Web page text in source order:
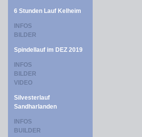
6 Stunden Lauf Kelheim
INFOS
BILDER
Spindellauf im DEZ 2019
INFOS
BILDER
VIDEO
Silvesterlauf
Sandharlanden
INFOS
BUILDER